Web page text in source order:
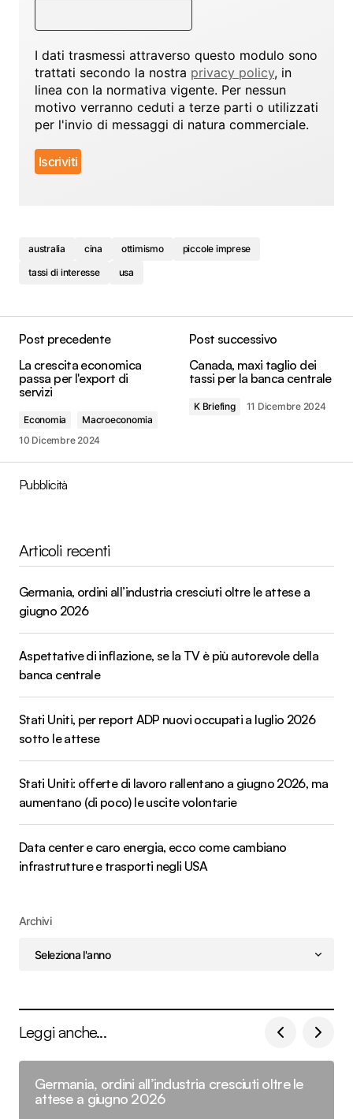
I dati trasmessi attraverso questo modulo sono
trattati secondo la nostra privacy policy, in
linea con la normativa vigente. Per nessun
motivo verranno ceduti a terze parti o utilizzati
per l'invio di messaggi di natura commerciale.
australia cina ottimismo
piccole imprese
tassi di interesse
usa
Post precedente
La crescita economica
passa per l'export di
servizi
Economia
Macroeconomia
10 Dicembre 2024
Post successivo
Canada, maxi taglio dei
tassi per la banca centrale
K Briefing 11 Dicembre 2024
Pubblicità
Articoli recenti
Germania, ordini all’industria cresciuti oltre le attese a
giugno 2026
Aspettative di inflazione, se la TV è più autorevole della
banca centrale
Stati Uniti, per report ADP nuovi occupati a luglio 2026
sotto le attese
Stati Uniti: offerte di lavoro rallentano a giugno 2026, ma
aumentano (di poco) le uscite volontarie
Data center e caro energia, ecco come cambiano
infrastrutture e trasporti negli USA
Archivi
Leggi anche...
Germania, ordini all’industria cresciuti oltre le
attese a giugno 2026